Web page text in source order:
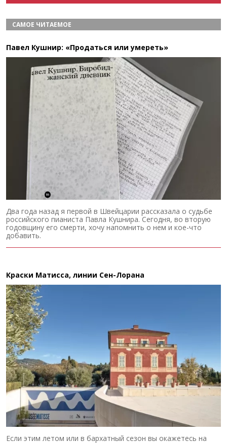
САМОЕ ЧИТАЕМОЕ
Павел Кушнир: «Продаться или умереть»
Два года назад я первой в Швейцарии рассказала о судьбе
российского пианиста Павла Кушнира. Сегодня, во вторую
годовщину его смерти, хочу напомнить о нем и кое-что
добавить.
Краски Матисса, линии Сен-Лорана
Если этим летом или в бархатный сезон вы окажетесь на